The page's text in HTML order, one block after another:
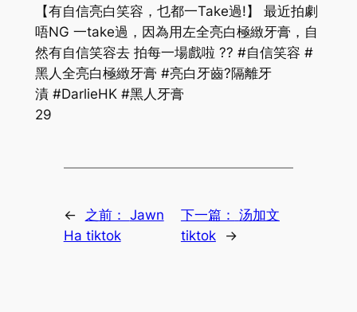
【有自信亮白笑容，乜都一Take過!】 最近拍劇
唔NG 一take過，因為用左全亮白極緻牙膏，自
然有自信笑容去 拍每一場戲啦 ?? #自信笑容 #
黑人全亮白極緻牙膏 #亮白牙齒?隔離牙
漬 #DarlieHK #黑人牙膏
29
← 之前： Jawn
Ha tiktok
下一篇： 汤加文
tiktok
→